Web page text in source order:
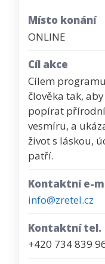
Místo konání
ONLINE
Cíl akce
Cílem
člověka tak,
popírat přírodní
vesmíru, a
život s láskou,
patří.
Kontaktní e-
info@zretel.cz
Kontaktní tel.
+420 734 839